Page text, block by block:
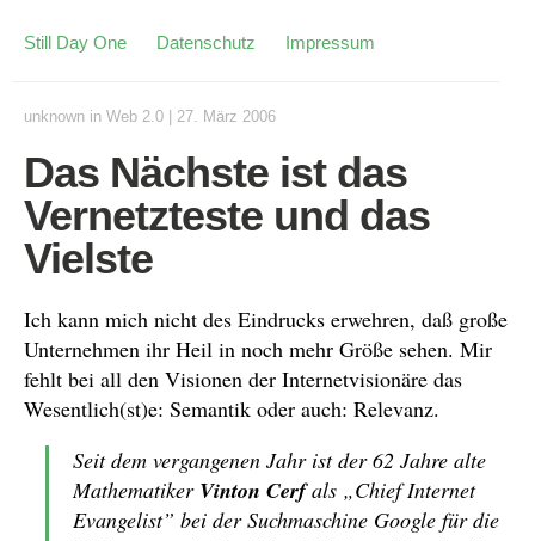
Still Day One Datenschutz Impressum
unknown in Web 2.0 27. März 2006
Das Nächste ist das
Vernetzteste und das
Vielste
Ich kann mich nicht des Eindrucks erwehren, daß große
Unternehmen ihr Heil in noch mehr Größe sehen. Mir
fehlt bei all den Visionen der Internetvisionäre das
Wesentlich(st)e: Semantik oder auch: Relevanz.
Seit dem vergangenen Jahr ist der 62 Jahre alte
Mathematiker Vinton Cerfals „Chief Internet
Evangelist” bei der Suchmaschine Google für die